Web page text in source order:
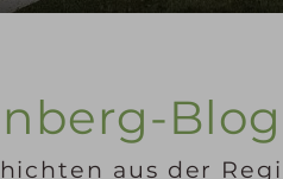
Blog
aus der